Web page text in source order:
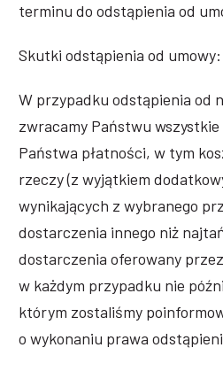
terminu do odstąpienia od
Skutki odstąpienia od umowy:
W przypadku odstąpienia od
zwracamy Państwu
Państwa płatności, w tym
rzeczy (z wyjątkiem
wynikających z wybranego
dostarczenia innego niż
dostarczenia oferowany
w każdym przypadku nie
którym zostaliśmy
o wykonaniu prawa